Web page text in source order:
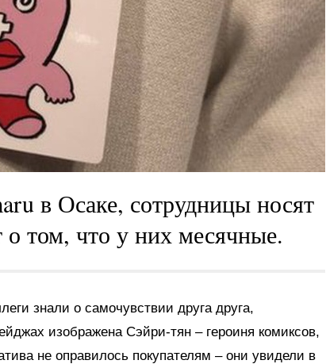
в Осаке, сотрудницы носят
том, что у них месячные.
знали о самочувствии друга друга,
изображена Сэйри-тян – героиня комиксов,
не оправилось покупателям – они увидели в